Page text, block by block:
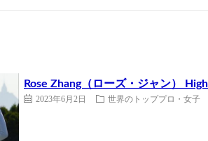
Rose Zhang（ローズ・ジャン）
2023年6月2日 世界のトッププロ・女子